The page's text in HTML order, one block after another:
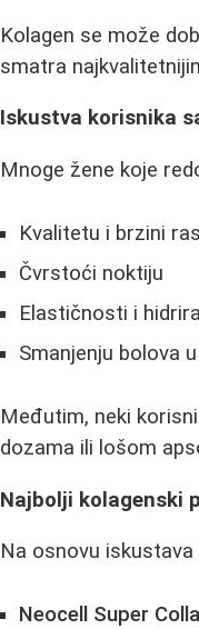
Kolagen se može
smatra
Iskustva korisnika
Mnoge žene koje
Kvalitetu i brzini
Čvrstoći noktiju
Elastičnosti i
Smanjenju bolova
Međutim, neki
dozama ili lošom
Najbolji kolagenski
Na osnovu
Neocell Super